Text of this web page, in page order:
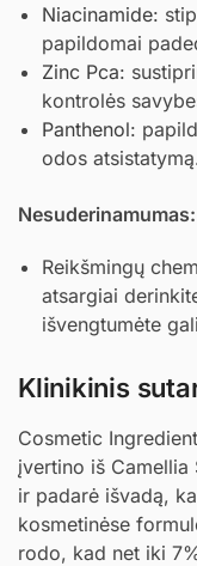
Niacinamide:
papildomai
Zinc Pca:
kontrolės
Panthenol:
odos
Nesuderinamumas:
Reikšmingų
atsargiai
išvengtumėte
Klinikinis
Cosmetic
įvertino iš Camellia
ir padarė išvadą,
kosmetinėse
rodo, kad net iki